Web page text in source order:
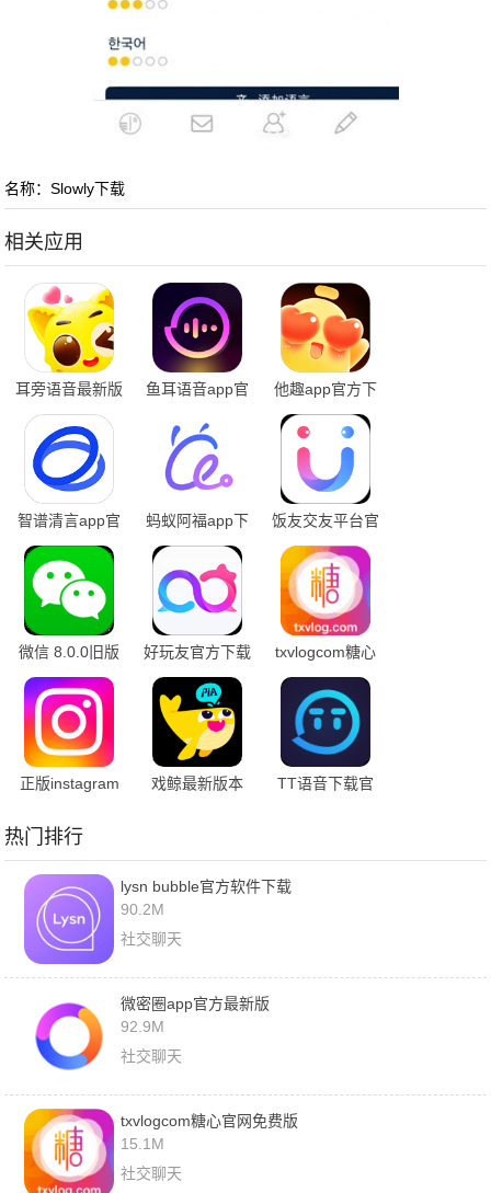
名称：Slowly下载
相关应用
耳旁语音最新版
本
鱼耳语音app官
他趣app官方下
载
智谱清言app官
网版下载安装
蚂蚁阿福app下
载
饭友交友平台官
方版2025
微信 8.0.0旧版
本
好玩友官方下载
txvlogcom糖心
官网免费版
正版instagram
戏鲸最新版本
TT语音下载官
热门排行
lysn bubble官方软件下载
90.2M
社交聊天
微密圈app官方最新版
92.9M
社交聊天
txvlogcom糖心官网免费版
15.1M
社交聊天